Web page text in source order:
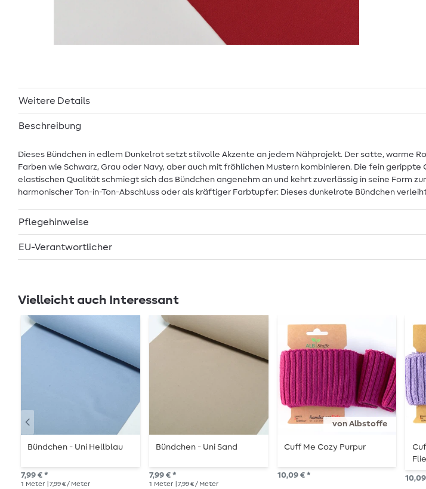
Weitere Details
Beschreibung
Dieses Bündchen in edlem Dunkelrot setzt stilvolle Akzente an jedem Nähprojekt. Der satte, warme
Farben wie Schwarz, Grau oder Navy, aber auch mit fröhlichen Mustern kombinieren. Die fein
elastischen Qualität schmiegt sich das Bündchen angenehm an und kehrt zuverlässig in seine Form
harmonischer Ton-in-Ton-Abschluss oder als kräftiger Farbtupfer: Dieses dunkelrote Bündchen
Pflegehinweise
EU-Verantwortlicher
Vielleicht auch Interessant
Bündchen - Uni Hellblau
7,99 € *
1 Meter | 7,99 € / Meter
Bündchen - Uni Sand
7,99 € *
1 Meter | 7,99 € / Meter
von Albstoffe
Cuff Me Cozy Purpur
10,09 € *